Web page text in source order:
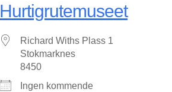
Hurtigrutemuseet
Richard Withs Plass 1
Stokmarknes
8450
Ingen kommende